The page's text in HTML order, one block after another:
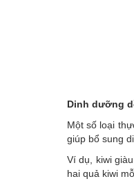
Dinh dưỡng
Một số loại
giúp bổ sung
Ví dụ, kiwi giàu
hai quả kiwi